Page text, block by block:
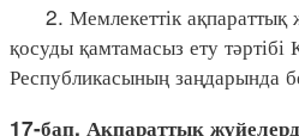
2. Мемлекеттік ақпараттық
қосуды қамтамасыз ету тәртібі
Республикасының заңдарында
17-бап. Ақпараттық